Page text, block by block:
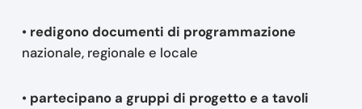
• redigono documenti di programmazione
nazionale, regionale e locale
• partecipano a gruppi di progetto e a tavoli